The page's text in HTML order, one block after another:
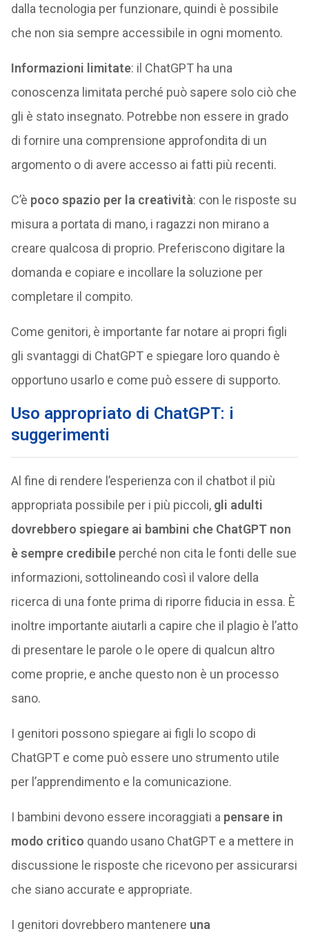
dalla tecnologia per funzionare, quindi è possibile
che non sia sempre accessibile in ogni momento.
Informazioni limitate: il ChatGPT ha una
conoscenza limitata perché può sapere solo ciò che
gli è stato insegnato. Potrebbe non essere in grado
di fornire una comprensione approfondita di un
argomento o di avere accesso ai fatti più recenti.
C’è poco spazio per la creatività: con le risposte su
misura a portata di mano, i ragazzi non mirano a
creare qualcosa di proprio. Preferiscono digitare la
domanda e copiare e incollare la soluzione per
completare il compito.
Come genitori, è importante far notare ai propri figli
gli svantaggi di ChatGPT e spiegare loro quando è
opportuno usarlo e come può essere di supporto.
Uso appropriato di ChatGPT: i
suggerimenti
Al fine di rendere l’esperienza con il chatbot il più
appropriata possibile per i più piccoli, gli adulti
dovrebbero spiegare ai bambini che ChatGPT non
è sempre credibileperché non cita le fonti delle sue
informazioni, sottolineando così il valore della
ricerca di una fonte prima di riporre fiducia in essa. È
inoltre importante aiutarli a capire che il plagio è l’atto
di presentare le parole o le opere di qualcun altro
come proprie, e anche questo non è un processo
sano.
I genitori possono spiegare ai figli lo scopo di
ChatGPT e come può essere uno strumento utile
per l’apprendimento e la comunicazione.
I bambini devono essere incoraggiati a pensare in
modo critico quando usano ChatGPT e a mettere in
discussione le risposte che ricevono per assicurarsi
che siano accurate e appropriate.
I genitori dovrebbero mantenere una